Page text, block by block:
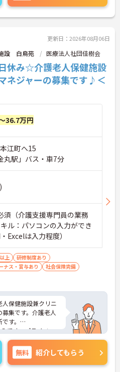
更新日：2026年08月06日
設 白鳥苑 医療法人社団佳樹会
休み☆介護老人保健施設
ネジャーの募集です♪＜
36.7万円
江町へ15
丸駅」バス・車7分
（介護支援専門員の業務
ル：パソコンの入力ができ
Excelは入力程度）
上
研修制度あり
ナス・賞与あり
社会保険完備
保健施設兼クリニ
集です。介護老人
す。
です。プライベー
だけます。
イントなど、さら
にご相談くださ
無料 紹介してもらう